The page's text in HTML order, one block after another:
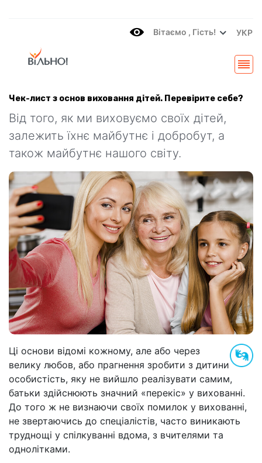
Вітаємo , Гість! УКР
Чек-лист з основ виховання дітей. Перевірите себе?
Від того, як ми виховуємо своїх дітей,
залежить їхнє майбутнє і добробут, а
також майбутнє нашого світу.
Ці основи відомі кожному, але або через
велику любов, або прагнення зробити з дитини
особистість, яку не вийшло реалізувати самим,
батьки здійснюють значний «перекіс» у вихованні.
До того ж не визнаючи своїх помилок у вихованні,
не звертаючись до спеціалістів, часто виникають
труднощі у спілкуванні вдома, з вчителями та
однолітками.